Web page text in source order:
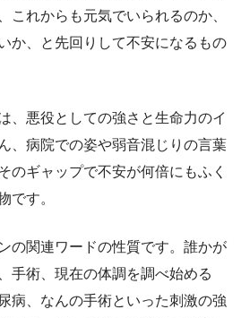
これからも元気でいられるのか、
か、と先回りして不安になるもの
、悪役としての強さと生命力のイ
、病院での姿や弱音混じりの言葉
のギャップで不安が何倍にもふく
です。
の関連ワードの性質です。誰かが
手術、現在の体調を調べ始める
病、なんの手術といった刺激の強